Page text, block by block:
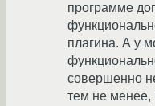
программе
плагина. А у
совершенно
тем не менее,